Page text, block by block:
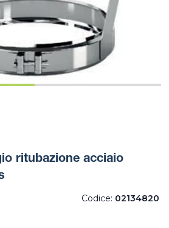
ritubazione acciaio
Codice: 02134820